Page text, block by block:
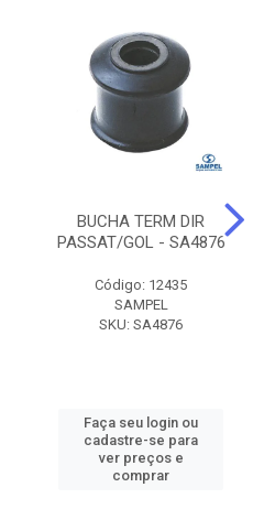
BUCHA TERM DIR
PASSAT/GOL - SA4876
Código: 12435
SAMPEL
SKU: SA4876
Faça seu login ou
cadastre-se para
ver preços e
comprar